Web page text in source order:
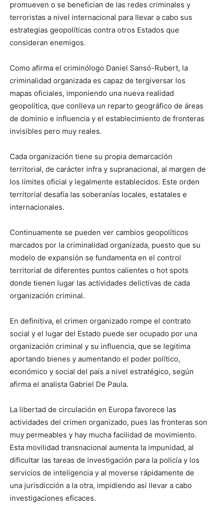
promueven o se benefician de las redes criminales y
terroristas a nivel internacional para llevar a cabo sus
estrategias geopolíticas contra otros Estados que
consideran enemigos.
Como afirma el criminólogo Daniel Sansó-Rubert, la
criminalidad organizada es capaz de tergiversar los
mapas oficiales, imponiendo una nueva realidad
geopolítica, que conlleva un reparto geográfico de áreas
de dominio e influencia y el establecimiento de fronteras
invisibles pero muy reales.
Cada organización tiene su propia demarcación
territorial, de carácter infra y supranacional, al margen de
los límites oficial y legalmente establecidos. Este orden
territorial desafía las soberanías locales, estatales e
internacionales.
Continuamente se pueden ver cambios geopolíticos
marcados por la criminalidad organizada, puesto que su
modelo de expansión se fundamenta en el control
territorial de diferentes puntos calientes o hot spots
donde tienen lugar las actividades delictivas de cada
organización criminal.
En definitiva, el crimen organizado rompe el contrato
social y el lugar del Estado puede ser ocupado por una
organización criminal y su influencia, que se legitima
aportando bienes y aumentando el poder político,
económico y social del país a nivel estratégico, según
afirma el analista Gabriel De Paula.
La libertad de circulación en Europa favorece las
actividades del crimen organizado, pues las fronteras son
muy permeables y hay mucha facilidad de movimiento.
Esta movilidad transnacional aumenta la impunidad, al
dificultar las tareas de investigación para la policía y los
servicios de inteligencia y al moverse rápidamente de
una jurisdicción a la otra, impidiendo así llevar a cabo
investigaciones eficaces.